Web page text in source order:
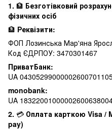
1. 🏦 Безготівковий
фізичних осіб
🏦 Реквізити:
ФОП Лозинська Мар'яна
Код ЄДРПОУ: 3470301467
ПриватБанк:
UA
monobank:
UA
2. 💳 Оплата карткою Visa /
pay)